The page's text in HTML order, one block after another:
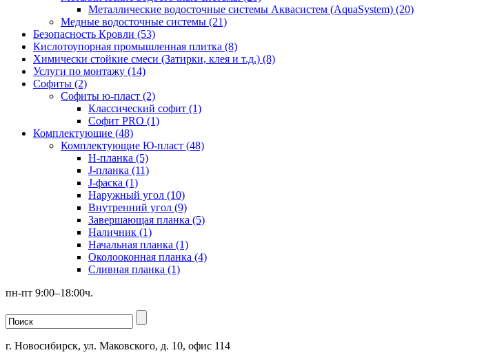
Металлические водосточные системы Аквасистем (AquaSystem) (20)
Медные водосточные системы (21)
Безопасность Кровли (53)
Кислотоупорная промышленная плитка (8)
Химически стойкие смеси (Затирки, клея и т.д.) (8)
Услуги по монтажу (14)
Софиты (2)
Софиты ю-пласт (2)
Классический софит (1)
Софит PRO (1)
Комплектующие (48)
Комплектующие Ю-пласт (48)
H-планка (5)
J-планка (11)
J-фаска (1)
Наружный угол (10)
Внутренний угол (9)
Завершающая планка (5)
Наличник (1)
Начальная планка (1)
Околооконная планка (4)
Сливная планка (1)
пн-пт 9:00–18:00ч.
г. Новосибирск, ул. Маковского, д. 10, офис 114